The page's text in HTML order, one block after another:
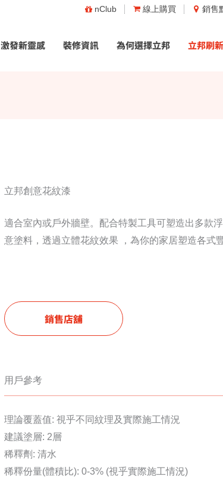
nClub 線上購買 銷售
激發新靈感 裝修資訊 為何選擇立邦 立邦刷
立邦創意花紋漆
適合室內或戶外牆壁。配合特製工具可塑造出多款
意塗料，透過立體花紋效果 ，為你的家居塑造各式
銷售店舖
用戶參考
理論覆蓋值: 視乎不同紋理及實際施工情況
建議塗層: 2層
稀釋劑: 清水
稀釋份量(體積比): 0-3% (視乎實際施工情況)